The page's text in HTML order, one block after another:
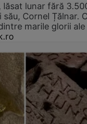
lăsat lunar fără
său, Cornel Țălnar.
marile glorii